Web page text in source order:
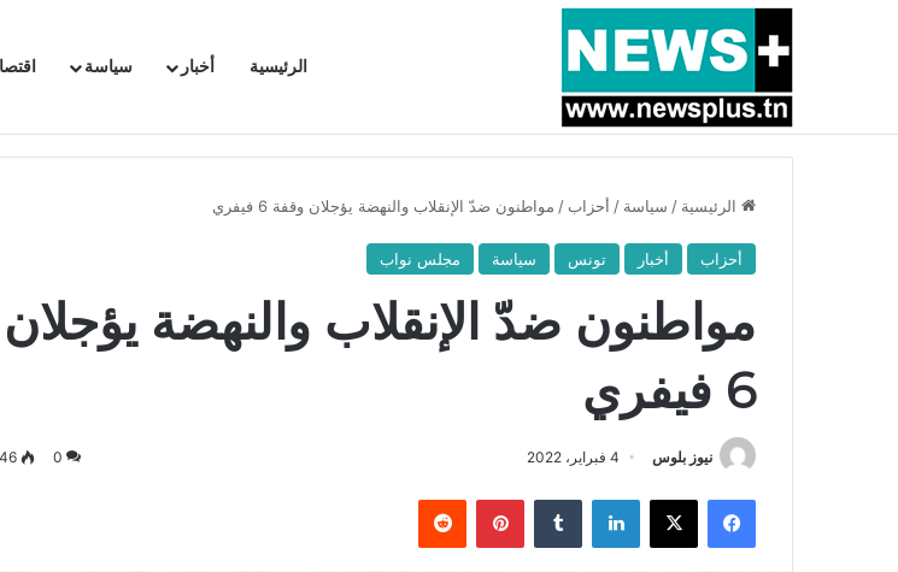
الرئيسية أخبار سياسة
أخبار عاجلة بسبب المرزوقي وبتكليف من سعيّد: الخارجية تستدعي السفيرة الفرنسية بتونس وتبلغها احتجاجا شديد
الرئيسية / سياسة / أحزاب / مواطنون ضدّ الإنقلاب والنهضة يؤجلان وقفة 6 فيفري
أحزاب أخبار تونس سياسة مجلس نواب
مواطنون ضدّ الإنقلاب والنهضة
6 فيفري
نيوز بلوس 4 فبراير، 2022 0
فيسبوك X لينكدإن بينتيريست